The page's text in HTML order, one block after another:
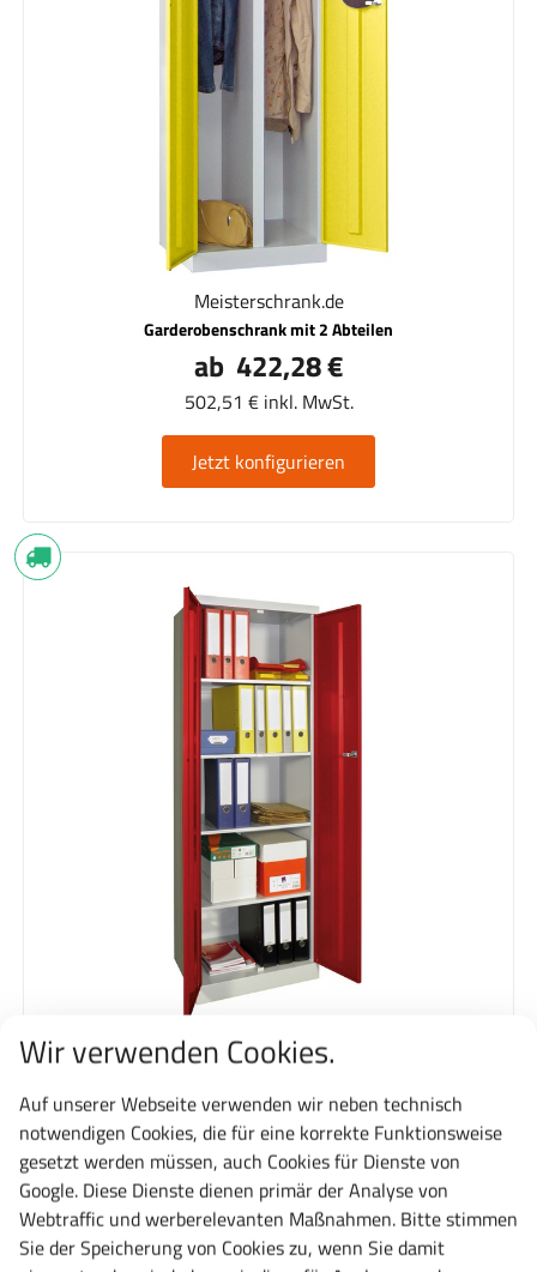
Meisterschrank.de
Garderobenschrank mit 2 Abteilen
ab 422,28 €
502,51 € inkl. MwSt.
Jetzt konfigurieren
Meisterschrank.de
ab 418,14 €
497,59 € inkl. MwSt.
Jetzt konfigurieren
Wir verwenden Cookies.
Auf unserer Webseite verwenden wir neben technisch
notwendigen Cookies, die für eine korrekte Funktionsweise
gesetzt werden müssen, auch Cookies für Dienste von
Google. Diese Dienste dienen primär der Analyse von
Webtraffic und werberelevanten Maßnahmen. Bitte stimmen
Sie der Speicherung von Cookies zu, wenn Sie damit